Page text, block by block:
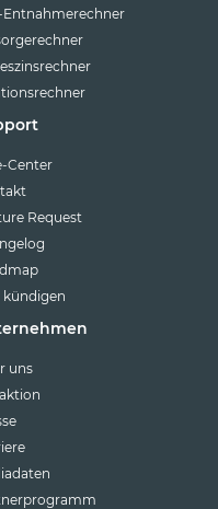
Entnahmerechner
Center
Request
kündigen
uns